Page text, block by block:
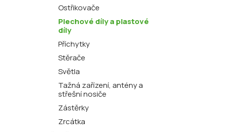
Ostřikovače
Plechové díly a plastové
díly
Příchytky
Stěrače
Světla
Tažná zařízení, antény a
střešní nosiče
Zástěrky
Zrcátka